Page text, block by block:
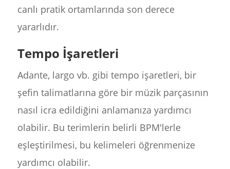
canlı pratik ortamlarında son derece
yararlıdır.
Tempo İşaretleri
Adante, largo vb. gibi tempo işaretleri, bir
şefin talimatlarına göre bir müzik parçasının
nasıl icra edildiğini anlamanıza yardımcı
olabilir. Bu terimlerin belirli BPM'lerle
eşleştirilmesi, bu kelimeleri öğrenmenize
yardımcı olabilir.